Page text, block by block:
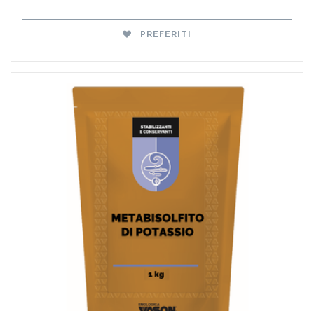
PREFERITI
Preferiti